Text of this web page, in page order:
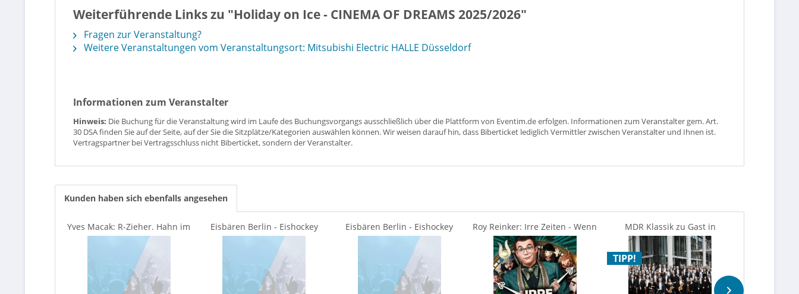
Weiterführende Links zu "Holiday on Ice - CINEMA OF DREAMS 2025/2026"
Fragen zur Veranstaltung?
Weitere Veranstaltungen vom Veranstaltungsort: Mitsubishi Electric HALLE Düsseldorf
Informationen zum Veranstalter
Hinweis: Die Buchung für die Veranstaltung wird im Laufe des Buchungsvorgangs ausschließlich über die Plattform von Eventim.de erfolgen. Informationen zum Veranstalter gem. Art.
30 DSA finden Sie auf der Seite, auf der Sie die Sitzplätze/Kategorien auswählen können. Wir weisen darauf hin, dass Biberticket lediglich Vermittler zwischen Veranstalter und Ihnen ist.
Vertragspartner bei Vertragsschluss nicht Biberticket, sondern der Veranstalter.
Kunden haben sich ebenfalls angesehen
Yves Macak: R-Zieher. Hahn im
Hort
Eisbären Berlin - Eishockey
Saison 2025/26
Eisbären Berlin - Eishockey
Saison 2025/26
Roy Reinker: Irre Zeiten - Wenn
Puppen am...
TIPP!
MDR Klassik zu Gast in
Wernigerode - Winterträume